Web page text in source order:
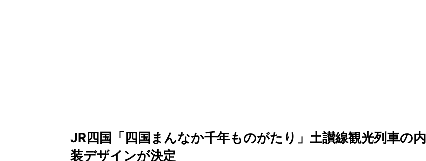
JR四国「四国まんなか千年ものがたり」土讃線観光列車の内
装デザインが決定